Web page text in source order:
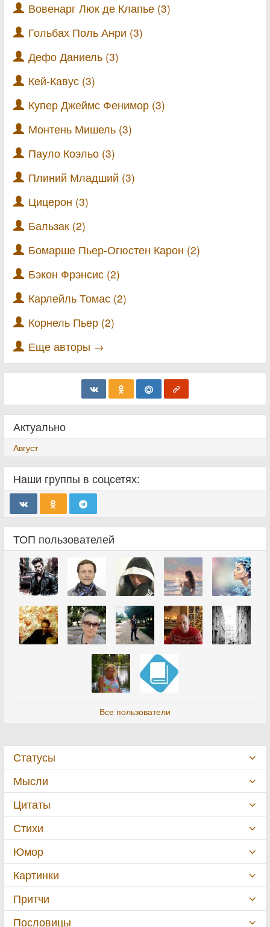
Вовенарг Люк де Клапье (3)
Гольбах Поль Анри (3)
Дефо Даниель (3)
Кей-Кавус (3)
Купер Джеймс Фенимор (3)
Монтень Мишель (3)
Пауло Коэльо (3)
Плиний Младший (3)
Цицерон (3)
Бальзак (2)
Бомарше Пьер-Огюстен Карон (2)
Бэкон Фрэнсис (2)
Карлейль Томас (2)
Корнель Пьер (2)
Еще авторы →
Актуально
Август
Наши группы в соцсетях:
ТОП пользователей
Все пользователи
Статусы
Мысли
Цитаты
Стихи
Юмор
Картинки
Притчи
Пословицы